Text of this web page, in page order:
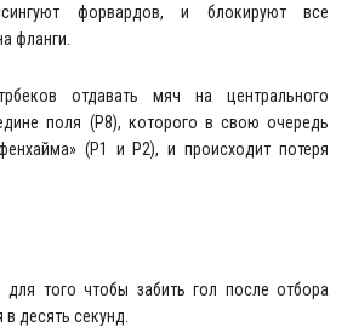
форвардов, и блокируют все
фланги.
отдавать мяч на центрального
поля (P8), которого в свою очередь
(P1 и P2), и происходит потеря
для того чтобы забить гол после отбора
десять секунд.